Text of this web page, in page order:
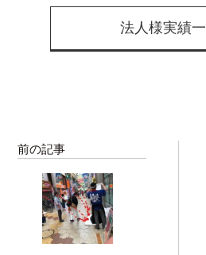
法人様実績
前の記事